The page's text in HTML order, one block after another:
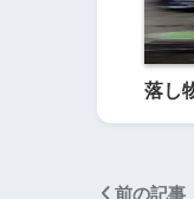
落し
前の記事